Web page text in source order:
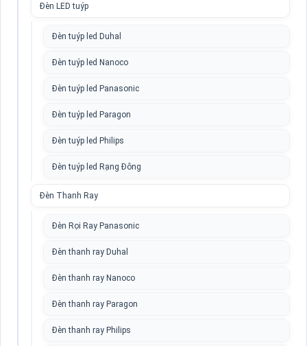
Đèn LED tuýp
Đèn tuýp led Duhal
Đèn tuýp led Nanoco
Đèn tuýp led Panasonic
Đèn tuýp led Paragon
Đèn tuýp led Philips
Đèn tuýp led Rạng Đông
Đèn Thanh Ray
Đèn Rọi Ray Panasonic
Đèn thanh ray Duhal
Đèn thanh ray Nanoco
Đèn thanh ray Paragon
Đèn thanh ray Philips